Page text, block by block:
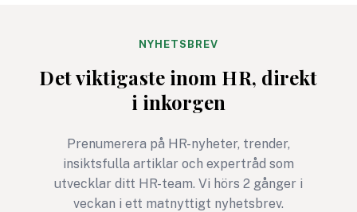
handlar sällan om brist på
oförståelse för sina
NYHETSBREV
Det viktigaste inom HR, direkt
i inkorgen
Prenumerera på HR-nyheter, trender,
insiktsfulla artiklar och expertråd som
utvecklar ditt HR-team. Vi hörs 2 gånger i
veckan i ett matnyttigt nyhetsbrev.